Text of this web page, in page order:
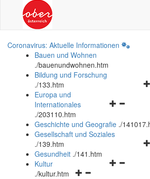
Coronavirus: Aktuelle Informationen
Bauen und Wohnen
./bauenundwohnen.htm
Bildung und Forschung
./133.htm
und
schließen
Europa und
Internationales
./203110.htm
Geschichte und Geografie ./
Gesellschaft und Soziales
./139.htm
Gesundheit ./141.htm
Navigationsmenü
Kultur
./kultur.htm